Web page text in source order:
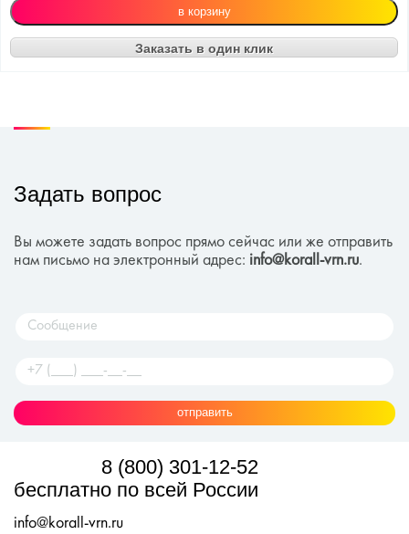
Заказать в один клик
Задать вопрос
Вы можете задать вопрос прямо сейчас или же отправить
нам письмо на электронный адрес: info@korall-vrn.ru.
отправить
8 (800) 301-12-52
бесплатно по всей России
info@korall-vrn.ru